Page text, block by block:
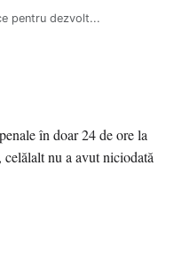
pentru dezvolt...